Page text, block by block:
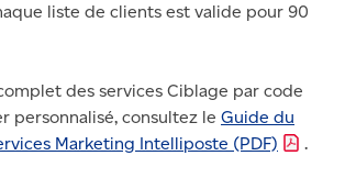
liste de clients est valide pour 90
des services Ciblage par code
personnalisé, consultez le Guide du
Marketing Intelliposte (PDF) .